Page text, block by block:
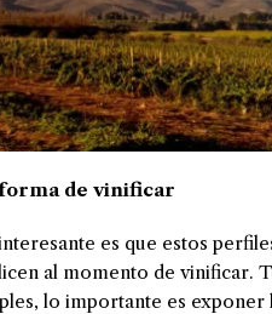
de vinificar
es que estos
al momento de vinificar.
lo importante es exponer